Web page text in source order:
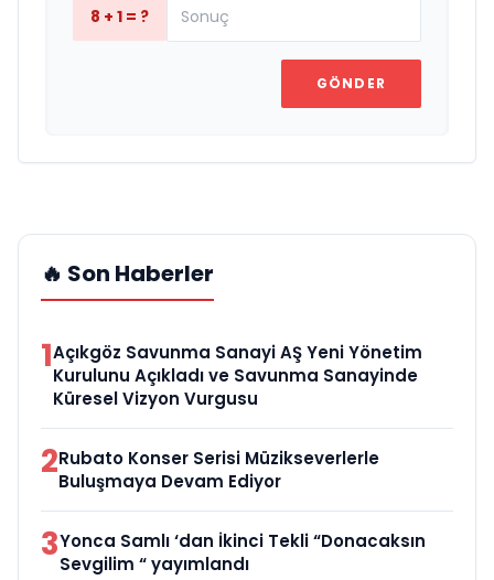
8 + 1 = ?
GÖNDER
🔥 Son Haberler
1Açıkgöz Savunma Sanayi AŞ Yeni Yönetim
Kurulunu Açıkladı ve Savunma Sanayinde
Küresel Vizyon Vurgusu
2Rubato Konser Serisi Müzikseverlerle
Buluşmaya Devam Ediyor
3Yonca Samlı ‘dan İkinci Tekli “Donacaksın
Sevgilim “ yayımlandı